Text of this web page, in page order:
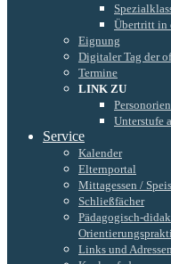
Übertritt in
Eignung
Digitaler Tag der
Termine
LINK ZU
Unterstufe
Service
Kalender
Elternportal
Mittagessen /
Schließfächer
Pädagogisch-
Links und Adressen